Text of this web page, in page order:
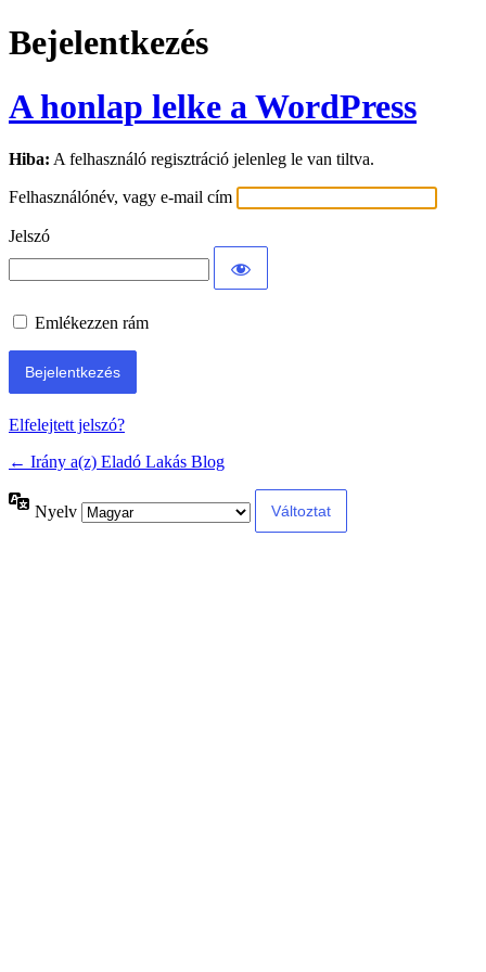
Bejelentkezés
A honlap lelke a WordPress
Hiba: A felhasználó regisztráció jelenleg le van tiltva.
Felhasználónév, vagy e-mail cím
Jelszó
Emlékezzen rám
Elfelejtett jelszó?
← Irány a(z) Eladó Lakás Blog
Nyelv